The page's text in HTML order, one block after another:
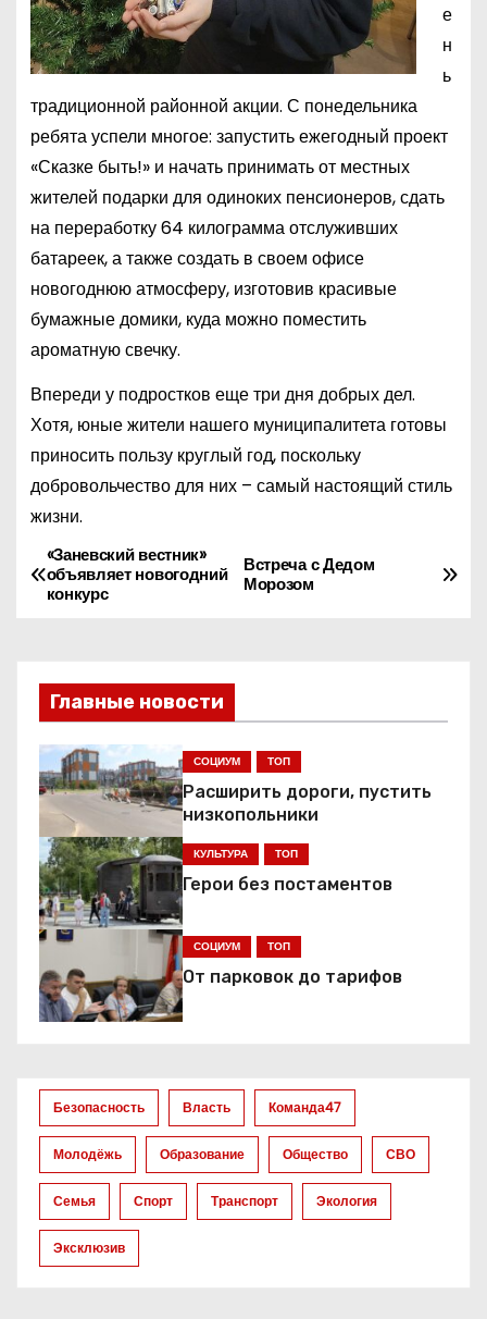
е
н
ь
традиционной районной акции. С понедельника
ребята успели многое: запустить ежегодный проект
«Сказке быть!» и начать принимать от местных
жителей подарки для одиноких пенсионеров, сдать
на переработку 64 килограмма отслуживших
батареек, а также создать в своем офисе
новогоднюю атмосферу, изготовив красивые
бумажные домики, куда можно поместить
ароматную свечку.
Впереди у подростков еще три дня добрых дел.
Хотя, юные жители нашего муниципалитета готовы
приносить пользу круглый год, поскольку
добровольчество для них – самый настоящий стиль
жизни.
Н
а
г
а
ц
и
я
п
о
а
п
Встреча с Дедом
Морозом
«Заневский вестник»
объявляет новогодний
конкурс
Главные новости
СОЦИУМ ТОП
Расширить дороги, пустить
низкопольники
КУЛЬТУРА ТОП
Герои без постаментов
СОЦИУМ ТОП
От парковок до тарифов
Безопасность Власть Команда47
Молодёжь Образование Общество СВО
Семья Спорт Транспорт Экология
Эксклюзив